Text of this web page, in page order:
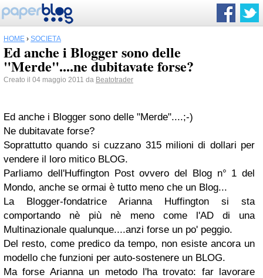
HOME › SOCIETÀ
Ed anche i Blogger sono delle
"Merde"....ne dubitavate forse?
Creato il 04 maggio 2011 da Beatotrader
Ed anche i Blogger sono delle "Merde"....;-)
Ne dubitavate forse?
Soprattutto quando si cuzzano 315 milioni di dollari per
vendere il loro mitico BLOG.
Parliamo dell'Huffington Postovvero del Blog n° 1 del
Mondo, anche se ormai è tutto meno che un Blog...
La Blogger-fondatrice Arianna Huffington si sta
comportando nè più nè meno come l'AD di una
Multinazionale qualunque....anzi forse un po' peggio.
Del resto, come predico da tempo, non esiste ancora un
modello che funzioni per auto-sostenere un BLOG.
Ma forse Arianna un metodo l'ha trovato: far lavorare